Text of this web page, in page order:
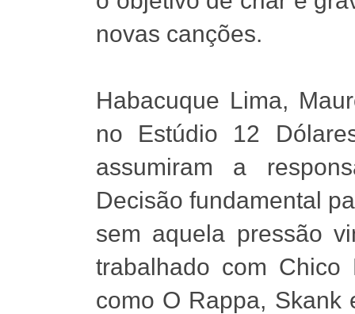
novas canções.
Habacuque Lima,
no Estúdio 12
assumiram a
Decisão fundamental
sem aquela pressão
trabalhado com Chico
como O Rappa, Skank